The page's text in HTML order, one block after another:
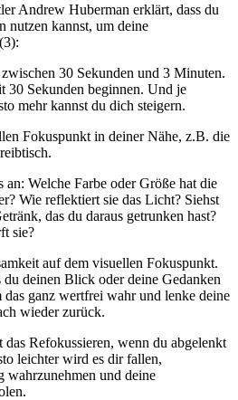
Andrew Huberman erklärt, dass du
nutzen kannst, um deine
30 Sekunden und 3 Minuten.
30 Sekunden beginnen. Und je
mehr kannst du dich steigern.
Fokuspunkt in deiner Nähe, z.B. die
an: Welche Farbe oder Größe hat die
Wie reflektiert sie das Licht? Siehst
das du daraus getrunken hast?
sie?
auf dem visuellen Fokuspunkt.
du deinen Blick oder deine Gedanken
das ganz wertfrei wahr und lenke deine
wieder zurück.
das Refokussieren, wenn du abgelenkt
leichter wird es dir fallen,
und deine